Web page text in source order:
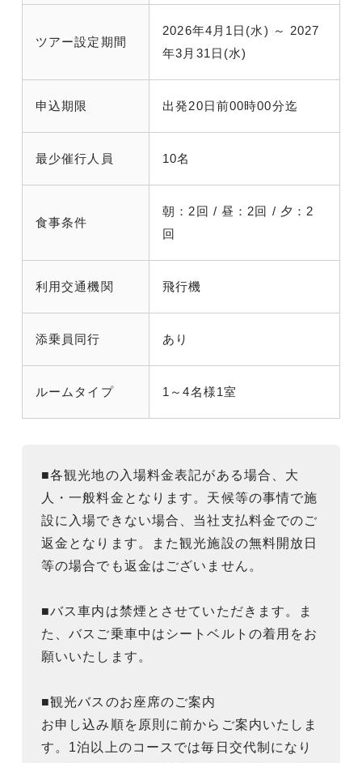
ツアー設定期間
2026年4月1日(水) ～ 2027
年3月31日(水)
申込期限 出発20日前00時00分迄
最少催行人員 10名
食事条件
朝：2回 / 昼：2回 / 夕：2
回
利用交通機関 飛行機
添乗員同行 あり
ルームタイプ 1～4名様1室
■各観光地の入場料金表記がある場合、大
人・一般料金となります。天候等の事情で施
設に入場できない場合、当社支払料金でのご
返金となります。また観光施設の無料開放日
等の場合でも返金はございません。
■バス車内は禁煙とさせていただきます。ま
た、バスご乗車中はシートベルトの着用をお
願いいたします。
■観光バスのお座席のご案内
お申し込み順を原則に前からご案内いたしま
す。1泊以上のコースでは毎日交代制になり